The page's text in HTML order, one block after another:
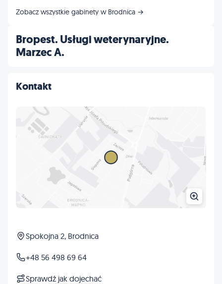
Bropest. Usługi weterynaryjne.
Marzec A.
Kontakt
Spokojna 2, Brodnica
+48 56 498 69 64
Sprawdź jak dojechać
Zobacz wszystkie gabinety w Brodnica →